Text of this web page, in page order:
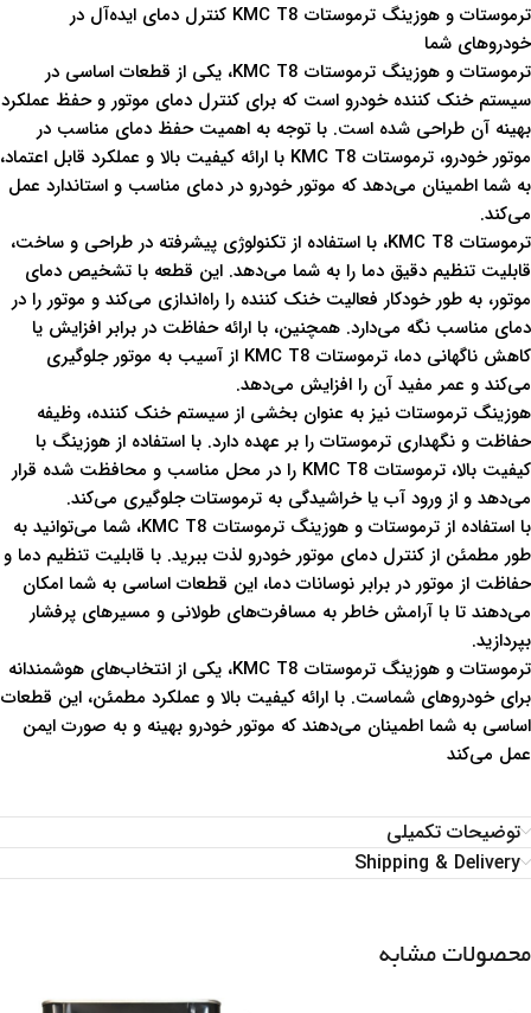
ترموستات و هوزینگ ترموستات KMC T8 کنترل دمای ایده‌آل در
خودروهای شما
ترموستات و هوزینگ ترموستات KMC T8، یکی از قطعات اساسی در
سیستم خنک کننده خودرو است که برای کنترل دمای موتور و حفظ عملکرد
بهینه آن طراحی شده است. با توجه به اهمیت حفظ دمای مناسب در
موتور خودرو، ترموستات KMC T8 با ارائه کیفیت بالا و عملکرد قابل اعتماد،
به شما اطمینان می‌دهد که موتور خودرو در دمای مناسب و استاندارد عمل
می‌کند.
ترموستات KMC T8، با استفاده از تکنولوژی پیشرفته در طراحی و ساخت،
قابلیت تنظیم دقیق دما را به شما می‌دهد. این قطعه با تشخیص دمای
موتور، به طور خودکار فعالیت خنک کننده را راه‌اندازی می‌کند و موتور را در
دمای مناسب نگه می‌دارد. همچنین، با ارائه حفاظت در برابر افزایش یا
کاهش ناگهانی دما، ترموستات KMC T8 از آسیب به موتور جلوگیری
می‌کند و عمر مفید آن را افزایش می‌دهد.
هوزینگ ترموستات نیز به عنوان بخشی از سیستم خنک کننده، وظیفه
حفاظت و نگهداری ترموستات را بر عهده دارد. با استفاده از هوزینگ با
کیفیت بالا، ترموستات KMC T8 را در محل مناسب و محافظت شده قرار
می‌دهد و از ورود آب یا خراشیدگی به ترموستات جلوگیری می‌کند.
با استفاده از ترموستات و هوزینگ ترموستات KMC T8، شما می‌توانید به
طور مطمئن از کنترل دمای موتور خودرو لذت ببرید. با قابلیت تنظیم دما و
حفاظت از موتور در برابر نوسانات دما، این قطعات اساسی به شما امکان
می‌دهند تا با آرامش خاطر به مسافرت‌های طولانی و مسیرهای پرفشار
بپردازید.
ترموستات و هوزینگ ترموستات KMC T8، یکی از انتخاب‌های هوشمندانه
برای خودروهای شماست. با ارائه کیفیت بالا و عملکرد مطمئن، این قطعات
اساسی به شما اطمینان می‌دهند که موتور خودرو بهینه و به صورت ایمن
عمل می‌کند
توضیحات تکمیلی
Shipping & Delivery
محصولات مشابه